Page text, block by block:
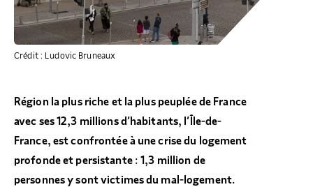
Crédit : Ludovic Bruneaux
Région la plus riche et la plus peuplée de France
avec ses 12,3 millions d’habitants, l’Île-de-
France, est confrontée à une crise du logement
profonde et persistante : 1,3 million de
personnes y sont victimes du mal-logement.